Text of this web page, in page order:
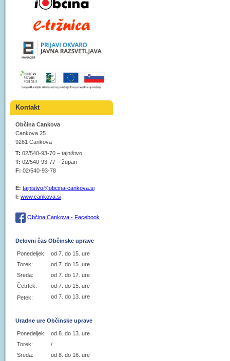
Kontakt
Občina Cankova
Cankova 25
9261 Cankova
T: 02/540-93-70 – tajništvo
T: 02/540-93-77 – župan
F: 02/540-93-78
E: tajnistvo@obcina-cankova.si
I: www.cankova.si
Občina Cankova - Facebook
Delovni čas Občinske uprave
Ponedeljek:
od 7. do 15. ure
Torek:
od 7. do 15. ure
Sreda:
od 7. do 17. ure
Četrtek:
od 7. do 15. ure
Petek:
od 7. do 13. ure
Uradne ure Občinske uprave
Ponedeljek:
od 8. do 13. ure
Torek:
/
Sreda:
od 8. do 16. ure